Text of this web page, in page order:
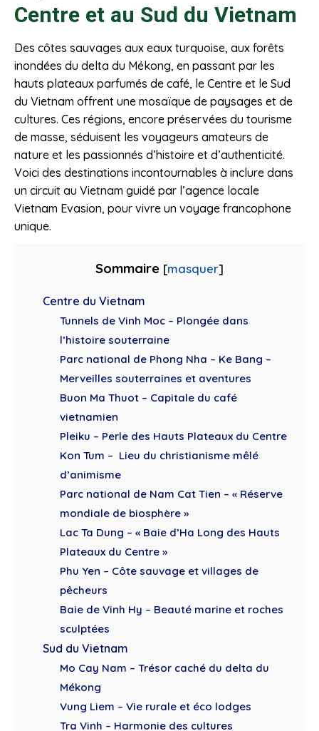
Centre et au Sud du Vietnam
Des côtes sauvages aux eaux turquoise, aux forêts
inondées du delta du Mékong, en passant par les
hauts plateaux parfumés de café, le Centre et le Sud
du Vietnam offrent une mosaïque de paysages et de
cultures. Ces régions, encore préservées du tourisme
de masse, séduisent les voyageurs amateurs de
nature et les passionnés d’histoire et d’authenticité.
Voici des destinations incontournables à inclure dans
un circuit au Vietnam guidé par l’agence locale
Vietnam Evasion, pour vivre un voyage francophone
unique.
Sommaire [masquer]
Centre du Vietnam
Tunnels de Vinh Moc – Plongée dans
l’histoire souterraine
Parc national de Phong Nha – Ke Bang –
Merveilles souterraines et aventures
Buon Ma Thuot – Capitale du café
vietnamien
Pleiku – Perle des Hauts Plateaux du Centre
Kon Tum – Lieu du christianisme mêlé
d’animisme
Parc national de Nam Cat Tien – « Réserve
mondiale de biosphère »
Lac Ta Dung – « Baie d’Ha Long des Hauts
Plateaux du Centre »
Phu Yen – Côte sauvage et villages de
pêcheurs
Baie de Vinh Hy – Beauté marine et roches
sculptées
Sud du Vietnam
Mo Cay Nam – Trésor caché du delta du
Mékong
Vung Liem – Vie rurale et éco lodges
Tra Vinh – Harmonie des cultures